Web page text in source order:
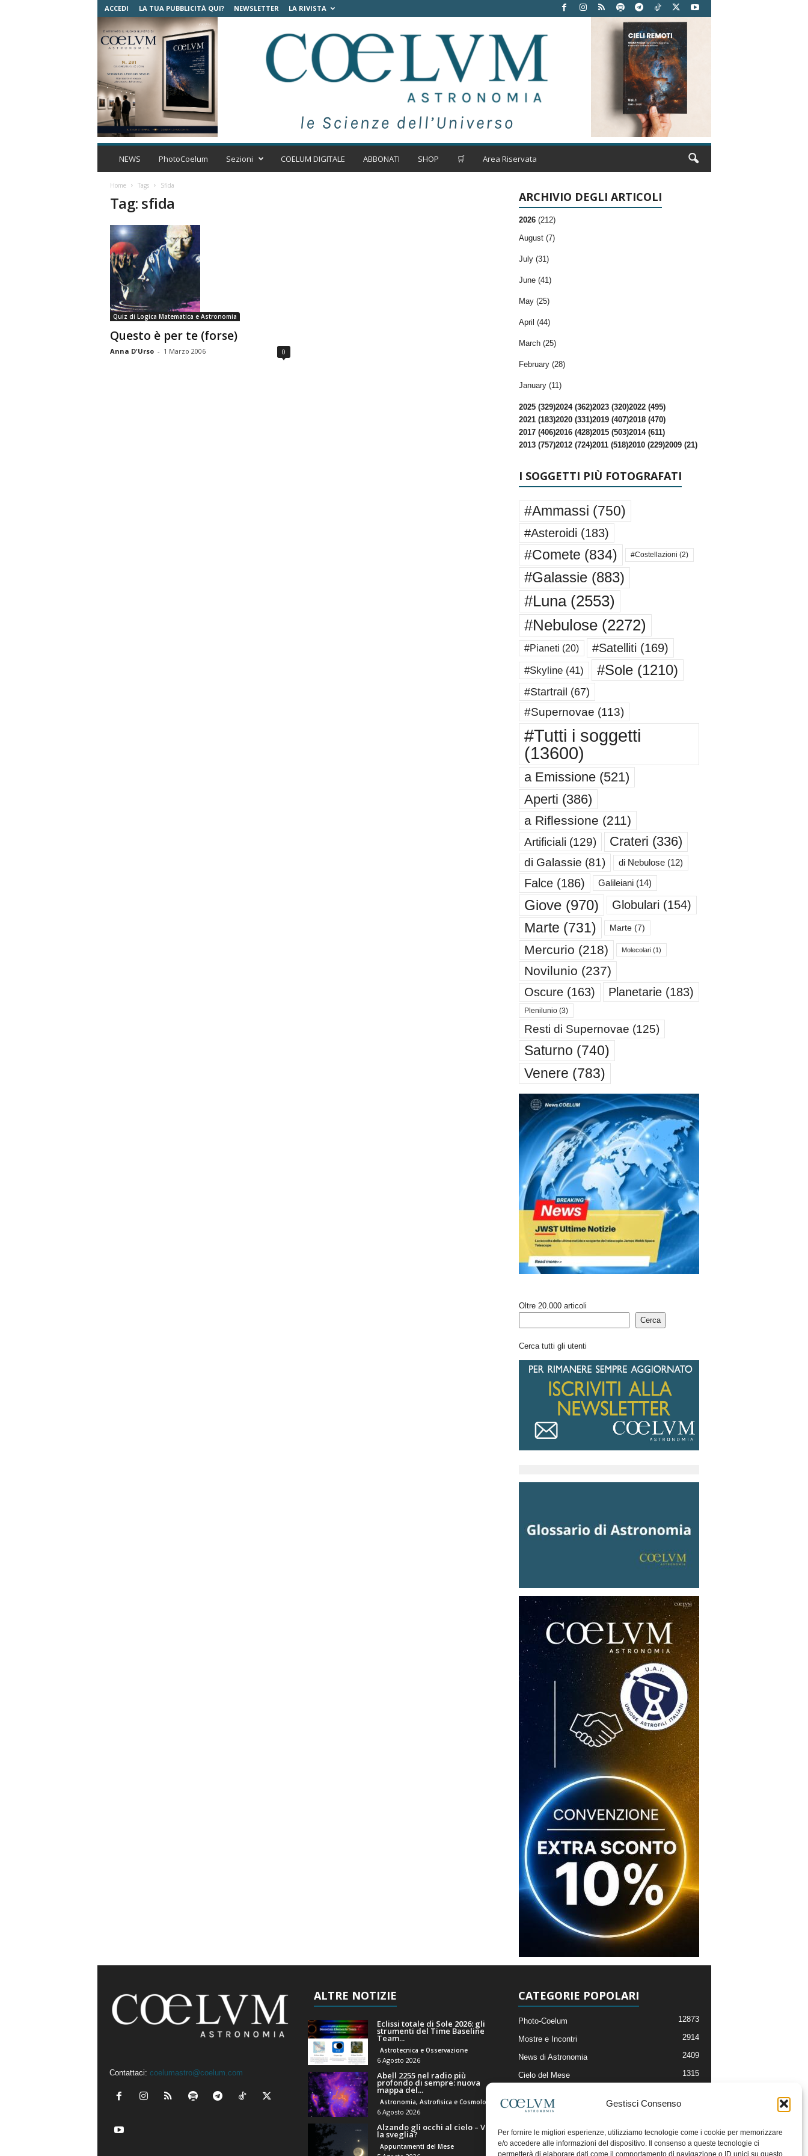
Gestisci Consenso
Per fornire le migliori esperienze, utilizziamo tecnologie come i cookie per memorizzare
e/o accedere alle informazioni del dispositivo. Il consenso a queste tecnologie ci
permetterà di elaborare dati come il comportamento di navigazione o ID unici su questo
ACCEDI LA TUA PUBBLICITÀ QUI? NEWSLETTER LA RIVISTA
C
i
a
NEWS PhotoCoelum Sezioni COELUM DIGITALE ABBONATI SHOP 🛒 Area Riservata
Home Tags Sfida
Tag: sfida
Quiz di Logica Matematica e Astronomia
Questo è per te (forse)
Anna D'Urso - 1 Marzo 2006 0
ARCHIVIO DEGLI ARTICOLI
2026 (212)
August (7)
July (31)
June (41)
May (25)
April (44)
March (25)
February (28)
January (11)
2025 (329)2024 (362)2023 (320)2022 (495)
2021 (183)2020 (331)2019 (407)2018 (470)
2017 (406)2016 (428)2015 (503)2014 (611)
2013 (757)2012 (724)2011 (518)2010 (229)2009 (21)
I SOGGETTI PIÙ FOTOGRAFATI
#Ammassi (750)
#Asteroidi (183)
#Comete (834) #Costellazioni (2)
#Galassie(883)
#Luna(2553)
#Nebulose(2272)
#Pianeti (20) #Satelliti (169)
#Skyline(41) #Sole(1210)
#Startrail (67)
#Supernovae (113)
#Tutti i soggetti
(13600)
a Emissione(521)
Aperti (386)
a Riflessione (211)
Artificiali (129) Crateri (336)
di Galassie (81) di Nebulose(12)
Falce(186) Galileiani(14)
Giove(970) Globulari (154)
Marte (731) Marte(7)
Mercurio (218) Molecolari(1)
Novilunio (237)
Oscure(163) Planetarie(183)
Plenilunio(3)
Resti di Supernovae (125)
Saturno (740)
Venere (783)
Oltre 20.000 articoli
Cerca
Cerca tutti gli utenti
Contattaci: coelumastro@coelum.com
ALTRE NOTIZIE
Eclissi totale di Sole 2026: gli
strumenti del Time Baseline
Team...
Astrotecnica e Osservazione
6 Agosto 2026
Abell 2255 nel radio più
profondo di sempre: nuova
mappa del...
Astronomia, Astrofisica e Cosmologia
6 Agosto 2026
Alzando gli occhi al cielo – Vale
la sveglia?
Appuntamenti del Mese
CATEGORIE POPOLARI
Photo-Coelum 12873
Mostre e Incontri 2914
News di Astronomia 2409
Cielo del Mese 1315
Articoli e Risorse On-Line
Il Blog della Redazione